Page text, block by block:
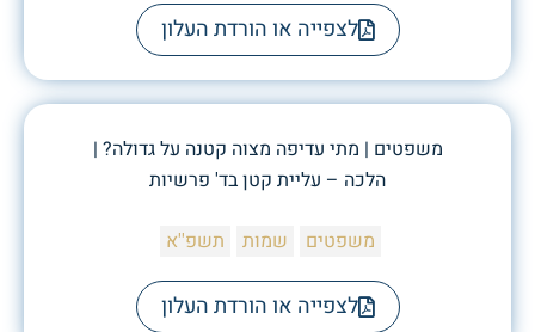
לצפייה או הורדת העלון
משפטים | מתי עדיפה מצוה קטנה על גדולה? |
הלכה – עליית קטן בד' פרשיות
משפטים שמות תשפ''א
לצפייה או הורדת העלון